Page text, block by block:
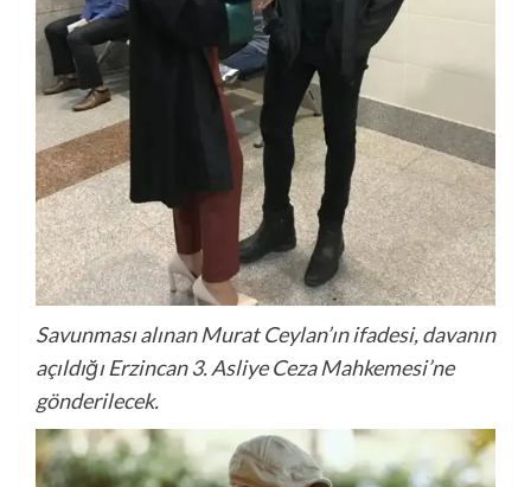
Savunması alınan Murat Ceylan’ın ifadesi, davanın
açıldığı Erzincan 3. Asliye Ceza Mahkemesi’ne
gönderilecek.